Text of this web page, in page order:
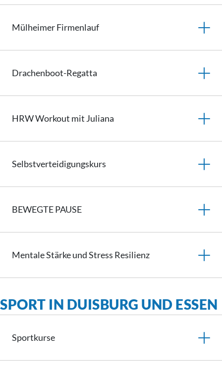
MülheimerFirmenlauf
Drachenboot-Regatta
HRW Workout mit Juliana
Selbstverteidigungskurs
BEWEGTE PAUSE
Mentale Stärke und Stress Resilienz
SPORT IN DUISBURG UND ESSEN
Sportkurse